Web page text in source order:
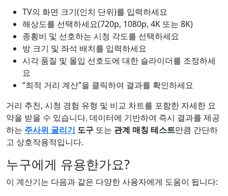
TV의 화면 크기(인치 단위)를 입력하세요
해상도를 선택하세요(720p, 1080p, 4K 또는 8K)
종횡비 및 선호하는 시청 각도를 선택하세요
방 크기 및 좌석 배치를 입력하세요
시각 품질 및 몰입 선호도에 대한 슬라이더를 조정하세
요
“최적 거리 계산”을 클릭하여 결과를 확인하세요
거리 추천, 시청 경험 유형 및 비교 차트를 포함한 자세한 요
약을 받을 수 있습니다. 데이터에 기반하여 즉시 결과를 제공
하는 주사위 굴리기 도구 또는 관계 매칭 테스트만큼 간단하
고 상호작용적입니다.
누구에게 유용한가요?
이 계산기는 다음과 같은 다양한 사용자에게 도움이 됩니다: